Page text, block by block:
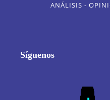
ANÁLISIS -
Síguenos